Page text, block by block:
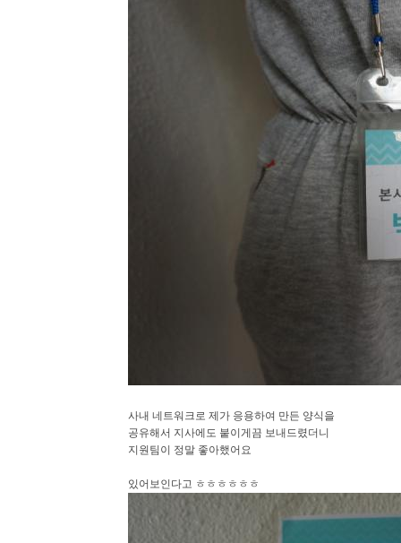
사내 네트워크로 제가 응용하여 만든 양식을
공유해서 지사에도 붙이게끔 보내드렸더니
지원팀이 정말 좋아했어요
있어보인다고 ㅎㅎㅎㅎㅎㅎ